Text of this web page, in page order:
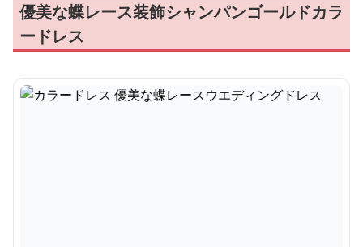
優美な蝶レース装飾シャンパンゴールドカラ
ードレス